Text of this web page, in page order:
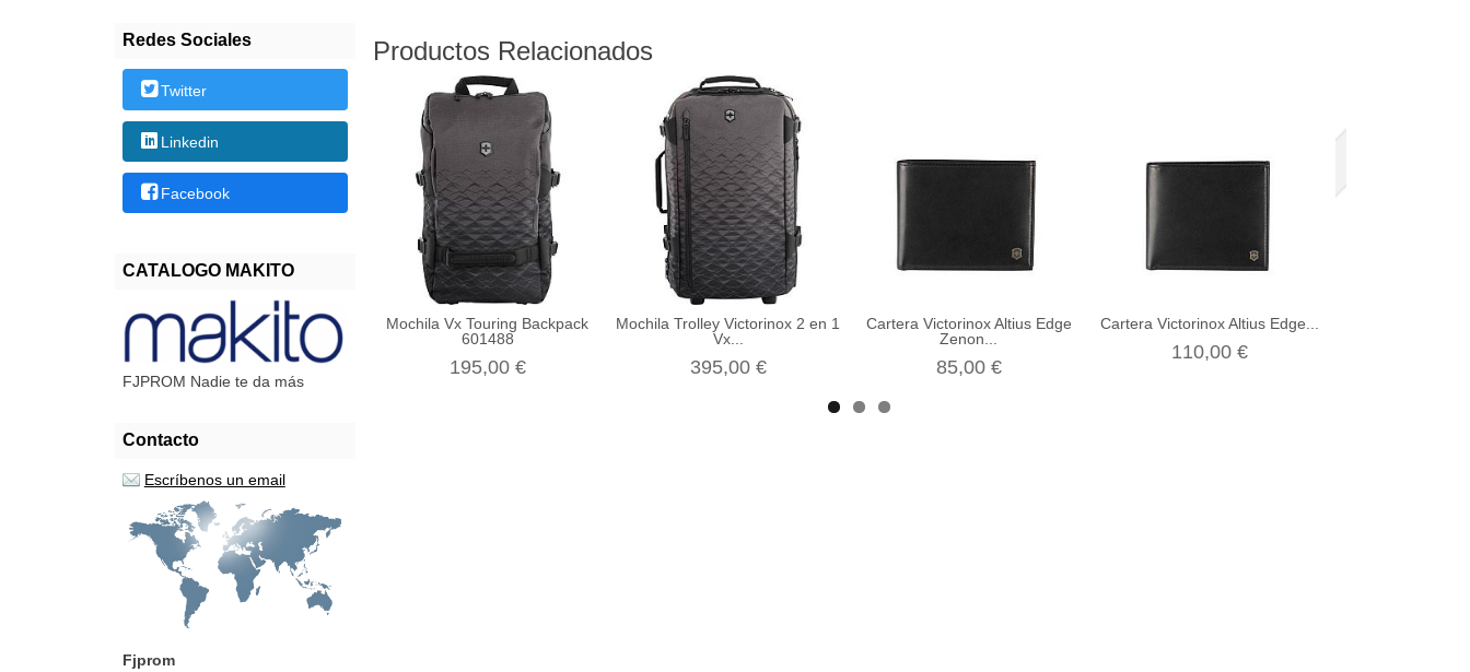
Redes Sociales
Twitter
Linkedin
Facebook
CATALOGO MAKITO
FJPROM Nadie te da más
Contacto
Escríbenos un email
Fjprom
Productos Relacionados
Mochila Vx Touring Backpack
601488
195,00 €
Mochila Trolley Victorinox 2 en 1
Vx...
395,00 €
Cartera Victorinox Altius Edge
Zenon...
85,00 €
Cartera Victorinox Altius Edge...
110,00 €